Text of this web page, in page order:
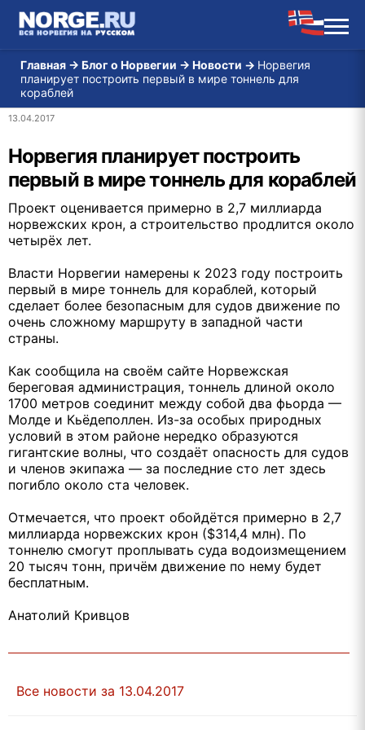
Главная → Блог о Норвегии → Новости → Норвегия
планирует построить первый в мире тоннель для
кораблей
13.04.2017
Норвегия планирует построить
первый в мире тоннель для кораблей
Проект оценивается примерно в 2,7 миллиарда
норвежских крон, а строительство продлится около
четырёх лет.
Власти Норвегии намерены к 2023 году построить
первый в мире тоннель для кораблей, который
сделает более безопасным для судов движение по
очень сложному маршруту в западной части
страны.
Как сообщила на своём сайте Норвежская
береговая администрация, тоннель длиной около
1700 метров соединит между собой два фьорда —
Молде и Кьёдеполлен. Из-за особых природных
условий в этом районе нередко образуются
гигантские волны, что создаёт опасность для судов
и членов экипажа — за последние сто лет здесь
погибло около ста человек.
Отмечается, что проект обойдётся примерно в 2,7
миллиарда норвежских крон ($314,4 млн). По
тоннелю смогут проплывать суда водоизмещением
20 тысяч тонн, причём движение по нему будет
бесплатным.
Анатолий Кривцов
Все новости за 13.04.2017